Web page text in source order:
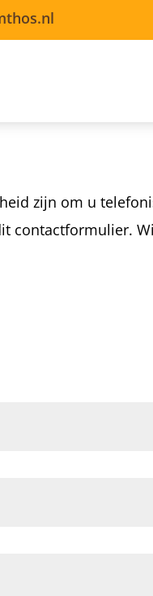
zijn om u
contactformulier.